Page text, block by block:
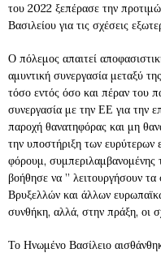
του 2022 ξεπέρασε την
Βασιλείου για τις σχέσεις
Ο πόλεμος απαιτεί
αμυντική συνεργασία μεταξύ
τόσο εντός όσο και πέραν
συνεργασία με την ΕΕ για την
παροχή θανατηφόρας και μη
την υποστήριξη των
φόρουμ,
βοήθησε να ” λειτουργήσουν
Βρυξελλών και άλλων
συνθήκη, αλλά, στην πράξη, οι
Το Ηνωμένο Βασίλειο